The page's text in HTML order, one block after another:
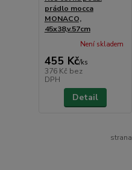
prádlo mocca
MONACO,
45x38,v.57cm
455 Kč/ks
376 Kč bez
DPH
Není skladem
Detail
strana